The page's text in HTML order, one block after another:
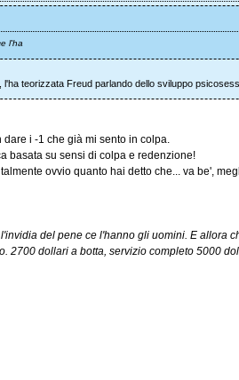
l'ha
l'ha teorizzata Freud parlando dello sviluppo
i -1 che già mi sento in colpa.
basata su sensi di colpa e redenzione!
ovvio quanto hai detto che... va be',
del pene ce l'hanno gli uomini. E allora
2700 dollari a botta, servizio completo 5000